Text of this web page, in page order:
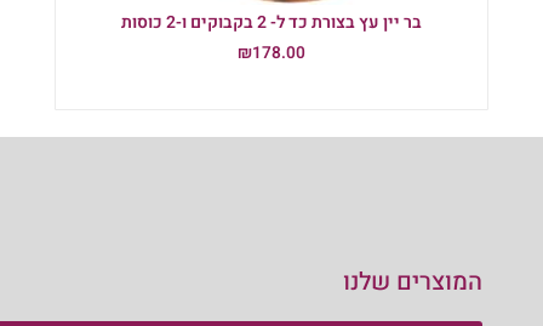
בר יין עץ בצורת כד ל- 2 בקבוקים ו-2 כוסות
₪178.00
המוצרים שלנו